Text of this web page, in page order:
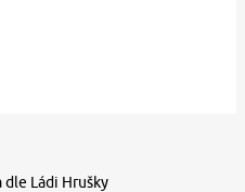
Ládi Hrušky